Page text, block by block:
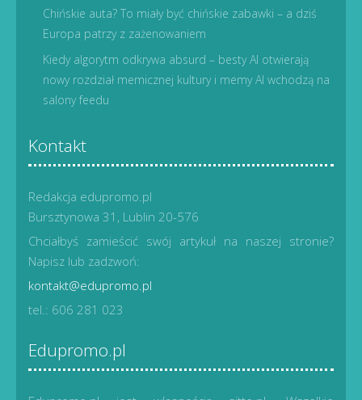
Chińskie auta? To miały być chińskie zabawki – a dziś
Europa patrzy z zażenowaniem
Kiedy algorytm odkrywa absurd – besty AI otwierają
nowy rozdział memicznej kultury i memy AI wchodzą na
salony feedu
Kontakt
Redakcja edupromo.pl
Bursztynowa 31, Lublin 20-576
Chciałbyś zamieścić swój artykuł na naszej stronie?
Napisz lub zadzwoń:
kontakt@edupromo.pl
tel.: 606 281 023
Edupromo.pl